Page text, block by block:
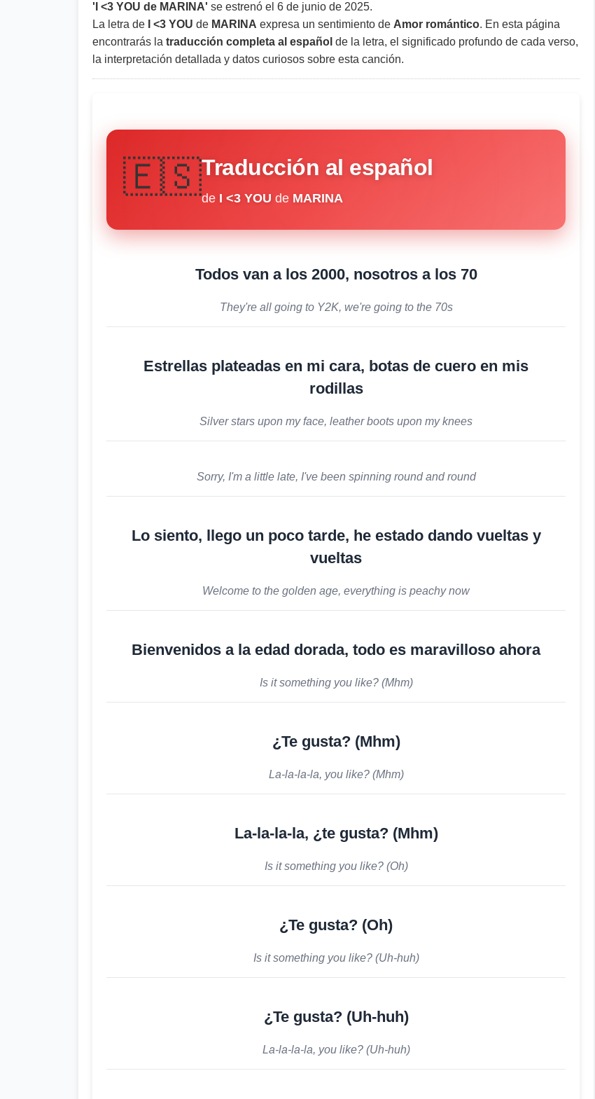
'I <3 YOU de MARINA' se estrenó el 6 de junio de 2025.
La letra de
I <3 YOU de MARINA expresa un sentimiento de Amor romántico. En esta página
encontrarás la traducción completa al español de la letra, el significado profundo de cada verso,
la interpretación detallada y datos curiosos sobre esta canción.
🇪🇸Traducción al español
de I <3 YOU de MARINA
Todos van a los 2000, nosotros a los 70
They're all going to Y2K, we're going to the 70s
Estrellas plateadas en mi cara, botas de cuero en mis
rodillas
Silver stars upon my face, leather boots upon my knees
Sorry, I'm a little late, I've been spinning round and round
Lo siento, llego un poco tarde, he estado dando vueltas y
vueltas
Welcome to the golden age, everything is peachy now
Bienvenidos a la edad dorada, todo es maravilloso ahora
Is it something you like? (Mhm)
¿Te gusta? (Mhm)
La-la-la-la, you like? (Mhm)
La-la-la-la, ¿te gusta? (Mhm)
Is it something you like? (Oh)
¿Te gusta? (Oh)
Is it something you like? (Uh-huh)
¿Te gusta? (Uh-huh)
La-la-la-la, you like? (Uh-huh)